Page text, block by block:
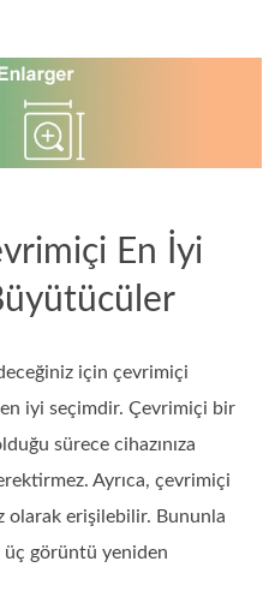
En İyi
için çevrimiçi
iyi seçimdir. Çevrimiçi bir
sürece cihazınıza
Ayrıca, çevrimiçi
olarak erişilebilir. Bununla
görüntü yeniden